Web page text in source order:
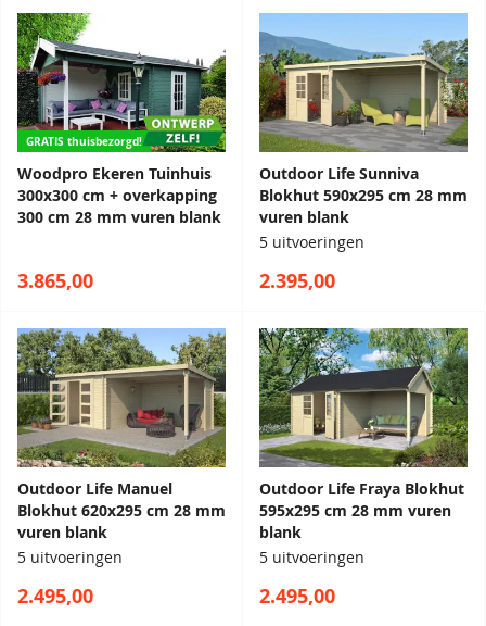
GRATIS thuisbezorgd!
Woodpro Ekeren Tuinhuis
300x300 cm + overkapping
300 cm 28 mm vuren blank
3.865,00
Outdoor Life Sunniva
Blokhut 590x295 cm 28 mm
vuren blank
5 uitvoeringen
2.395,00
Outdoor Life Manuel
Blokhut 620x295 cm 28 mm
vuren blank
5 uitvoeringen
2.495,00
Outdoor Life Fraya Blokhut
595x295 cm 28 mm vuren
blank
5 uitvoeringen
2.495,00